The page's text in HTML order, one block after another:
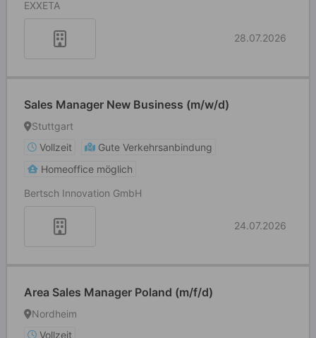
EXXETA
28.07.2026
Sales Manager New Business (m/w/d)
Stuttgart
Vollzeit
Gute Verkehrsanbindung
Homeoffice möglich
Bertsch Innovation GmbH
24.07.2026
Area Sales Manager Poland (m/f/d)
Nordheim
Vollzeit